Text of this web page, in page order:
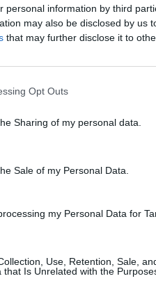
personal information by third
may also be disclosed by us
that may further disclose it to
Opt Outs
Sharing of my personal data.
Sale of my Personal Data.
my Personal Data for
Use, Retention, Sale,
that Is Unrelated with the